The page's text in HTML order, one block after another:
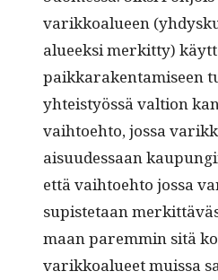
varikkoalueen
alueek­si merkit­ty)
paikkarak­en­tamiseen
yhteistyössä val­tion
vai­h­toe­hto, jos­sa
aisu­udessaan
että vai­h­toe­hto jos­sa
supis­te­taan
maan parem­min sitä
varikkoalueet muis­sa